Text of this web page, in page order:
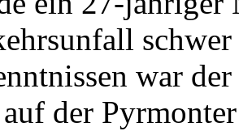
war
der